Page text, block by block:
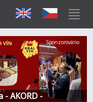
- AKORD -
Další
Sponzorováno